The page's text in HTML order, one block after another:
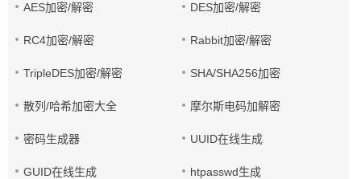
AES加密/解密 DES加密/解密
RC4加密/解密 Rabbit加密/解密
TripleDES加密/解密 SHA/SHA256加密
散列/哈希加密大全 摩尔斯电码加解密
密码生成器 UUID在线生成
GUID在线生成 htpasswd生成